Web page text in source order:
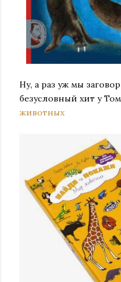
Ну, а раз уж мы
безусловный хит у
животных